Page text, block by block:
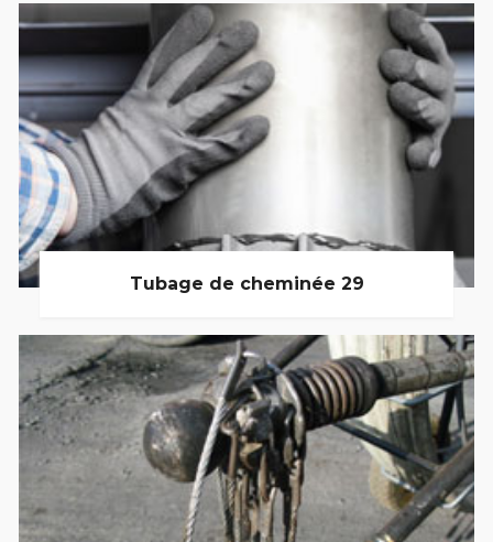
Tubage de cheminée 29